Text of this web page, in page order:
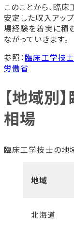
このことから、臨
安定した収入アッ
場経験を着実に積
ながっていきます。
参照：臨床工学技
労働省
【地域別
相場
臨床工学技士の地
地域
北海道